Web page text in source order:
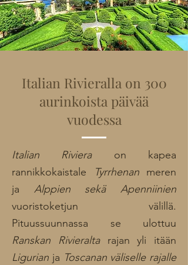
Italian Rivieralla on 300
aurinkoista päivää
vuodessa
Italian Rivieraon kapea
rannikkokaistale
Tyrrhenan meren
ja Alppien
sekä Apenniinien
vuoristoketjun välillä.
Pituussuunnassa se ulottuu
Ranskan Rivieraltarajan yli itään
Ligurian ja Toscanan väliselle rajalle